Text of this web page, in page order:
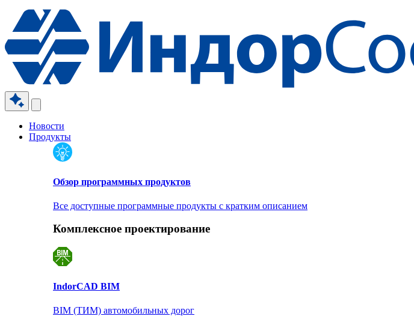
Новости
Продукты
Обзор программных продуктов
Все доступные программные продукты с кратким описанием
Комплексное проектирование
IndorCAD BIM
BIM (ТИМ) автомобильных дорог